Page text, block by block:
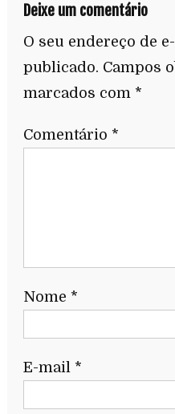
Deixe um comentário
O seu endereço de
publicado. Campos
marcados com *
Comentário *
Nome *
E-mail *